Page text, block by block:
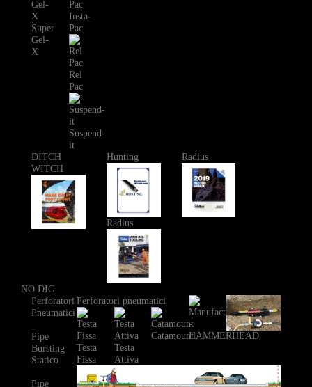
Super
Gel-
X
Insta-
Pac
Rel
Pac
Suspend-
it
DITCH
WITCH
Hunting Radius
Radius
NO DIG
Perforatori
Pneumatici
Pipe
Bursting
Statico
Pipe
Perforatori pneumatici
Testa
Fissa
Testa
Attiva
Catamount